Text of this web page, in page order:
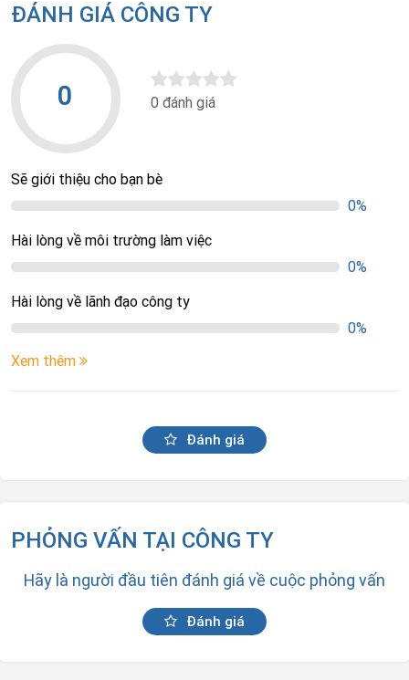
ĐÁNH GIÁ CÔNG TY
0 0 đánh giá
Sẽ giới thiệu cho bạn bè
0%
Hài lòng về môi trường làm việc
0%
Hài lòng về lãnh đạo công ty
0%
Xem thêm
Đánh giá
PHỎNG VẤN TẠI CÔNG TY
Hãy là người đầu tiên đánh giá về cuộc phỏng vấn
Đánh giá